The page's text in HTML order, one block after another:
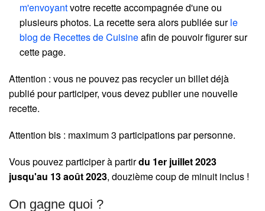
m'envoyantvotre recette accompagnée d'une ou
plusieurs photos. La recette sera alors publiée surle
blog de Recettes de Cuisineafin de pouvoir figurer sur
cette page.
Attention : vous ne pouvez pas recycler un billet déjà
publié pour participer, vous devez publier une nouvelle
recette.
Attention bis : maximum 3 participations par personne.
Vous pouvez participer à partirdu 1er juillet 2023
jusqu'au 13 août 2023, douzième coup de minuit inclus !
On gagne quoi ?